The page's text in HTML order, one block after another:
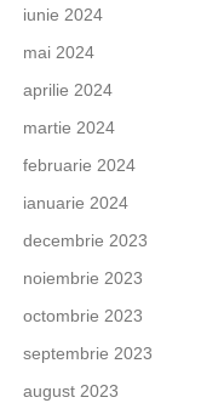
iunie 2024
mai 2024
aprilie 2024
martie 2024
februarie 2024
ianuarie 2024
decembrie 2023
noiembrie 2023
octombrie 2023
septembrie 2023
august 2023